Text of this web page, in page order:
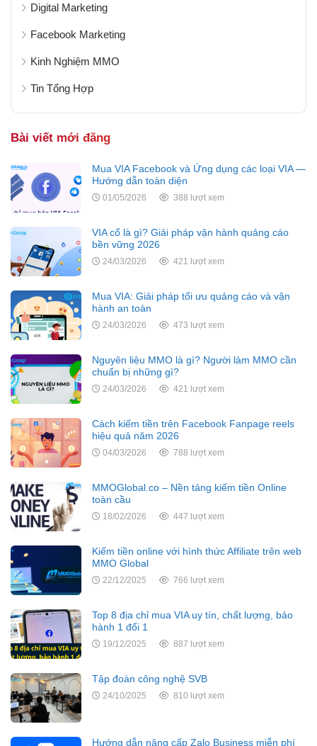
Digital Marketing
Facebook Marketing
Kinh Nghiệm MMO
Tin Tổng Hợp
Bài viết mới đăng
Mua VIA Facebook và Ứng dụng các loại VIA —
Hướng dẫn toàn diện
01/05/2026 388 lượt xem
VIA cổ là gì? Giải pháp vận hành quảng cáo
bền vững 2026
24/03/2026 421 lượt xem
Mua VIA: Giải pháp tối ưu quảng cáo và vận
hành an toàn
24/03/2026 473 lượt xem
Nguyên liệu MMO là gì? Người làm MMO cần
chuẩn bị những gì?
24/03/2026 421 lượt xem
Cách kiếm tiền trên Facebook Fanpage reels
hiệu quả năm 2026
04/03/2026 788 lượt xem
MMOGlobal.co – Nền tảng kiếm tiền Online
toàn cầu
18/02/2026 447 lượt xem
Kiếm tiền online với hình thức Affiliate trên web
MMO Global
22/12/2025 766 lượt xem
Top 8 địa chỉ mua VIA uy tín, chất lượng, bảo
hành 1 đổi 1
19/12/2025 887 lượt xem
Tập đoàn công nghệ SVB
24/10/2025 810 lượt xem
Hướng dẫn nâng cấp Zalo Business miễn phí